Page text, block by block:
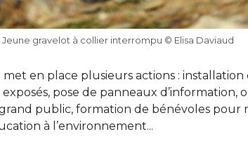
Jeune gravelot à collier interrompu © Elisa Daviaud
met en place plusieurs actions :
pose de panneaux d’information,
public, formation de bénévoles pour
à l’environnement...